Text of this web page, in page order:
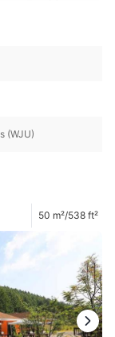
(WJU)
50 m²/538 ft²